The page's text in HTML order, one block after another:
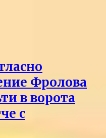
Фролова
в ворота
с